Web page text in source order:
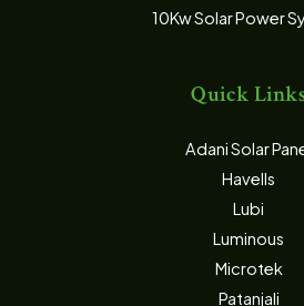
10Kw Solar Power
Quick
Adani Solar
Havells
Lubi
Luminous
Microtek
Patanjali